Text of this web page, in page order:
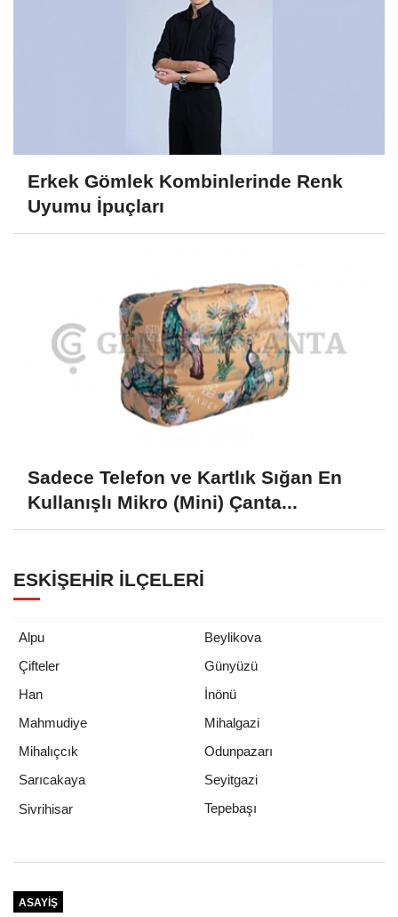
Erkek Gömlek Kombinlerinde Renk
Uyumu İpuçları
Sadece Telefon ve Kartlık Sığan En
Kullanışlı Mikro (Mini) Çanta...
ESKIŞEHIR İLÇELERI
Alpu
Beylikova
Çifteler
Günyüzü
Han
İnönü
Mahmudiye
Mihalgazi
Mihalıçcık
Odunpazarı
Sarıcakaya
Seyitgazi
Sivrihisar
Tepebaşı
ASAYIŞ